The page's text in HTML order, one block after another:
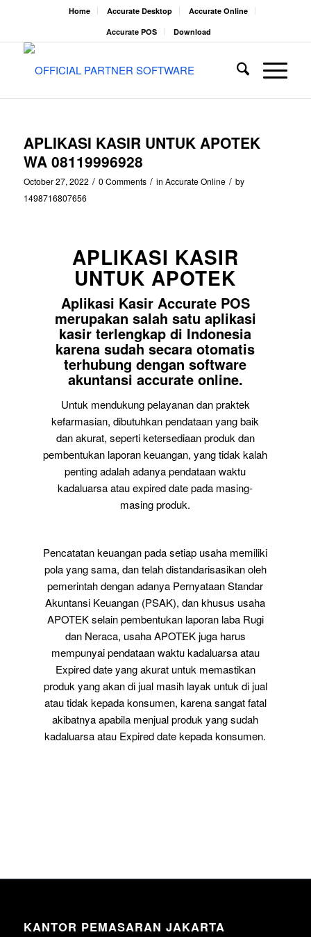
Home Accurate Desktop
Accurate Online
Accurate POS
Download
APLIKASI KASIR UNTUK APOTEK
WA 08119996928
October 27, 2022 / 0 Comments / in Accurate Online / by
1498716807656
APLIKASI KASIR
UNTUK APOTEK
Aplikasi Kasir Accurate POS
merupakan salah satu aplikasi
kasir terlengkap di Indonesia
karena sudah secara otomatis
terhubung dengan software
akuntansi accurate online.
Untuk mendukung pelayanan dan praktek
kefarmasian, dibutuhkan pendataan yang baik
dan akurat, seperti ketersediaan produk dan
pembentukan laporan keuangan, yang tidak kalah
penting adalah adanya pendataan waktu
kadaluarsa atau expired date pada masing-
masing produk.
Pencatatan keuangan pada setiap usaha memiliki
pola yang sama, dan telah distandarisasikan oleh
pemerintah dengan adanya Pernyataan Standar
Akuntansi Keuangan (PSAK), dan khusus usaha
APOTEK selain pembentukan laporan laba Rugi
dan Neraca, usaha APOTEK juga harus
mempunyai pendataan waktu kadaluarsa atau
Expired date yang akurat untuk memastikan
produk yang akan di jual masih layak untuk di jual
atau tidak kepada konsumen, karena sangat fatal
akibatnya apabila menjual produk yang sudah
kadaluarsa atau Expired date kepada konsumen.
KANTOR PEMASARAN JAKARTA